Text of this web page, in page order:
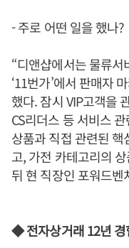
- 주로 어떤 일을 했나?
“디앤샵에서는 물류
‘11번가’에서 판매자
했다. 잠시 VIP고객을
CS리더스 등 서비스
상품과 직접 관련된
고, 가전 카테고리의
뒤 현 직장인 포워드벤
◆ 전자상거래 12년 경